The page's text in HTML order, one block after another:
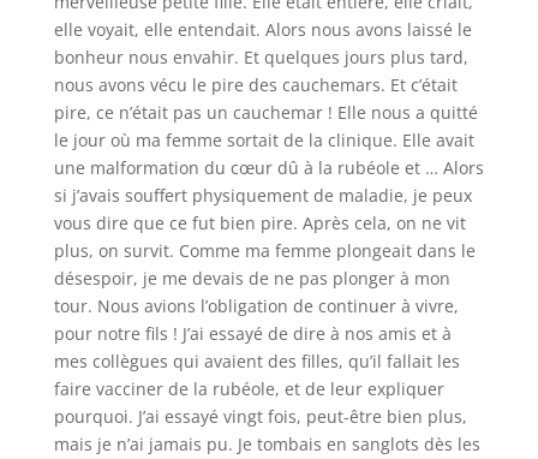
elle voyait, elle entendait. Alors nous avons laissé le
bonheur nous envahir. Et quelques jours plus tard,
nous avons vécu le pire des cauchemars. Et c’était
pire, ce n’était pas un cauchemar ! Elle nous a quitté
le jour où ma femme sortait de la clinique. Elle avait
une malformation du cœur dû à la rubéole et … Alors
si j’avais souffert physiquement de maladie, je peux
vous dire que ce fut bien pire. Après cela, on ne vit
plus, on survit. Comme ma femme plongeait dans le
désespoir, je me devais de ne pas plonger à mon
tour. Nous avions l’obligation de continuer à vivre,
pour notre fils ! J’ai essayé de dire à nos amis et à
mes collègues qui avaient des filles, qu’il fallait les
faire vacciner de la rubéole, et de leur expliquer
pourquoi. J’ai essayé vingt fois, peut-être bien plus,
mais je n’ai jamais pu. Je tombais en sanglots dès les